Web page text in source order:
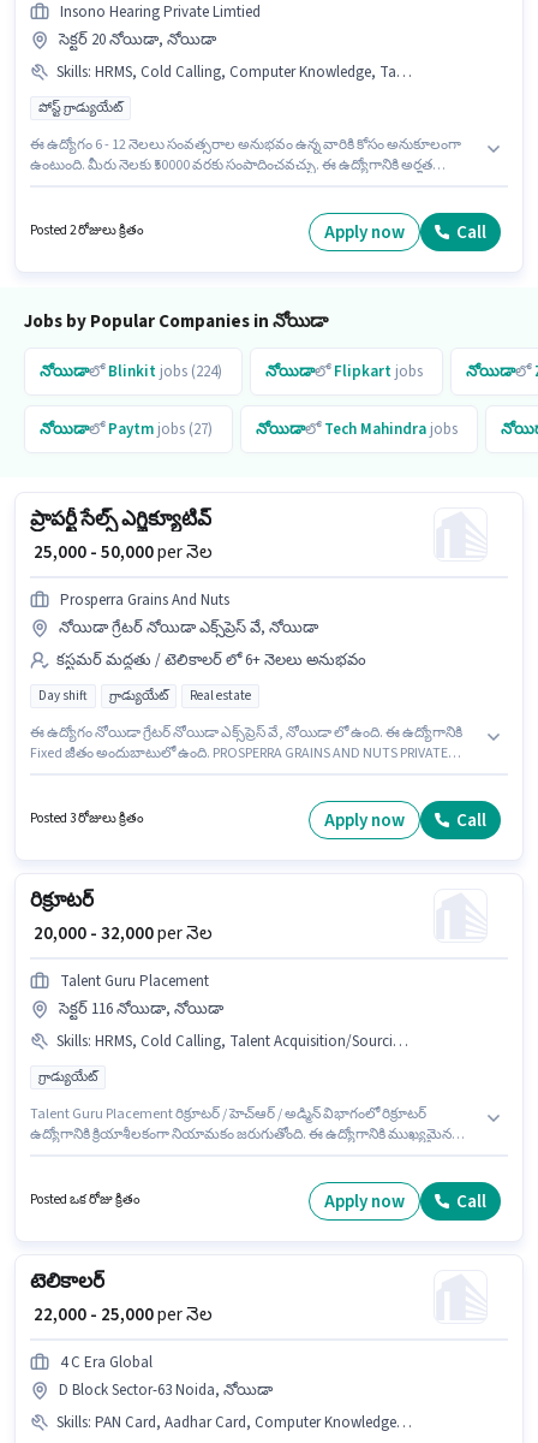
Insono Hearing Private Limtied
సెక్టర్ 20 నోయిడా, నోయిడా
Skills: HRMS, Cold Calling, Computer Knowledge, Talent Acquisition/Sourcing, Payroll Management
పోస్ట్ గ్రాడ్యుయేట్
ఈ ఉద్యోగం 6 - 12 నెలలు సంవత్సరాల అనుభవం ఉన్న వారికి కోసం అనుకూలంగా
ఉంటుంది. మీరు నెలకు ₹50000 వరకు సంపాదించవచ్చు. ఈ ఉద్యోగానికి అర్హత
ఉండాలి. Insono Hearing Private Limtied రిక్రూటర్ / హెచ్ఆర్ / అడ్మిన్ విభాగంలో
హెచ్‌ఆర్ మేనేజర్ ఉద్యోగానికి క్రియాశీలకంగా నియామకం జరుగుతోంది. ఈ
Posted 2 రోజులు క్రితం Apply now Call
Jobs by Popular Companies in నోయిడా
నోయిడాలోBlinkit jobs (224) నోయిడాలోFlipkart jobs నోయిడాలో
నోయిడాలోPaytm jobs (27) నోయిడాలోTech Mahindra jobs
ప్రాపర్టీ సేల్స్ ఎగ్జిక్యూటివ్
₹ 25,000 - 50,000per నెల
Prosperra Grains And Nuts
నోయిడా గ్రేటర్ నోయిడా ఎక్స్‌ప్రెస్ వే, నోయిడా
కస్టమర్ మద్దతు / టెలికాలర్ లో 6+ నెలలు అనుభవం
Day shift గ్రాడ్యుయేట్ Real estate
ఈ ఉద్యోగం నోయిడా గ్రేటర్ నోయిడా ఎక్స్‌ప్రెస్ వే, నోయిడా లో ఉంది. ఈ ఉద్యోగానికి
Fixed జీతం అందుబాటులో ఉంది. PROSPERRA GRAINS AND NUTS PRIVATE
సంవత్సరాల అనుభవం ఉన్న వారికి కోసం అనుకూలంగా ఉంటుంది. మీరు నెలకు
₹50000 వరకు సంపాదించవచ్చు. ఈ ఉద్యోగానికి అభ్యర్థులు తప్పనిసరిగా గ్రాడ్యుయేట్
Posted 3 రోజులు క్రితం Apply now Call
రిక్రూటర్
₹ 20,000 - 32,000per నెల
Talent Guru Placement
సెక్టర్ 116 నోయిడా, నోయిడా
Skills: HRMS, Cold Calling, Talent Acquisition/Sourcing, Payroll Management, Aadhar Card, Computer Knowledge
గ్రాడ్యుయేట్
Talent Guru Placement రిక్రూటర్ / హెచ్ఆర్ / అడ్మిన్ విభాగంలో రిక్రూటర్
ఉద్యోగానికి క్రియాశీలకంగా నియామకం జరుగుతోంది. ఈ ఉద్యోగానికి ముఖ్యమైన
Knowledge, Payroll Management, Talent Acquisition/Sourcing, HRMS
వంటి నైపుణ్యాలు ఉండాలి. దరఖాస్తుదారులు కనీసం గ్రాడ్యుయేట్ డిగ్రీ లేదా సర్టిఫికెట్
Posted ఒక రోజు క్రితం Apply now Call
టెలికాలర్
₹ 22,000 - 25,000per నెల
4 C Era Global
D Block Sector-63 Noida, నోయిడా
Skills: PAN Card, Aadhar Card, Computer Knowledge, Internet Connection, Domestic Calling, Laptop/Desktop, Bank Account, Query Resolution